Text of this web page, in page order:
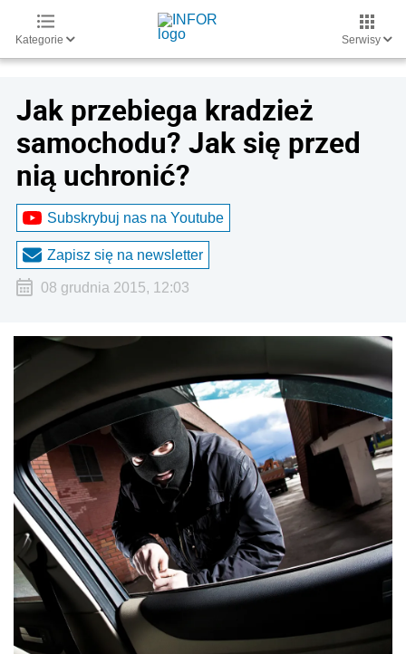
Kategorie Serwisy
Jak przebiega kradzież
samochodu? Jak się przed
nią uchronić?
Subskrybuj nas na Youtube
Zapisz się na newsletter
08 grudnia 2015, 12:03